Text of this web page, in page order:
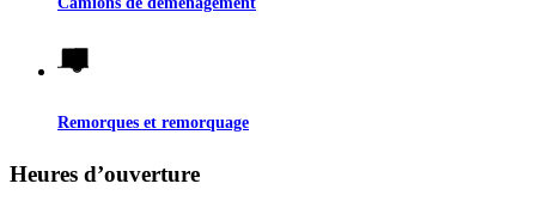
Remorques et remorquage
Heures d’ouverture